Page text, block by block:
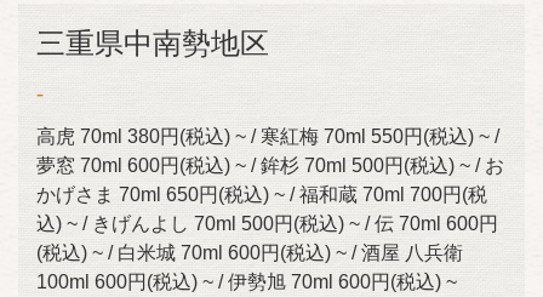
三重県中南勢地区
-
高虎 70ml 380円(税込) ~ / 寒紅梅 70ml 550円(税込) ~ /
夢窓 70ml 600円(税込) ~ / 鉾杉 70ml 500円(税込) ~ / お
かげさま 70ml 650円(税込) ~ / 福和蔵 70ml 700円(税
込) ~ / きげんよし 70ml 500円(税込) ~ / 伝 70ml 600円
(税込) ~ / 白米城 70ml 600円(税込) ~ / 酒屋 八兵衛
100ml 600円(税込) ~ / 伊勢旭 70ml 600円(税込) ~